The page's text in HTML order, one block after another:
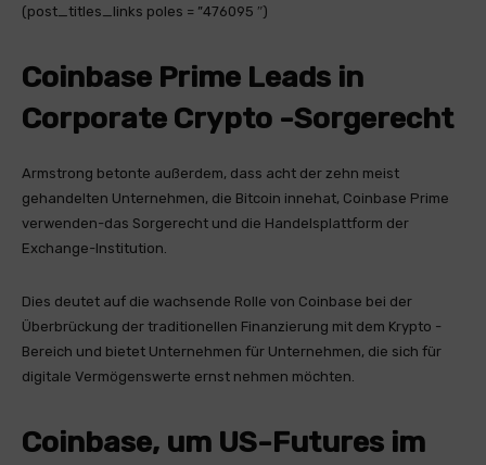
(post_titles_links poles = ”476095 ″)
Coinbase Prime Leads in
Corporate Crypto -Sorgerecht
Armstrong betonte außerdem, dass acht der zehn meist
gehandelten Unternehmen, die Bitcoin innehat, Coinbase Prime
verwenden-das Sorgerecht und die Handelsplattform der
Exchange-Institution.
Dies deutet auf die wachsende Rolle von Coinbase bei der
Überbrückung der traditionellen Finanzierung mit dem Krypto -
Bereich und bietet Unternehmen für Unternehmen, die sich für
digitale Vermögenswerte ernst nehmen möchten.
Coinbase, um US-Futures im